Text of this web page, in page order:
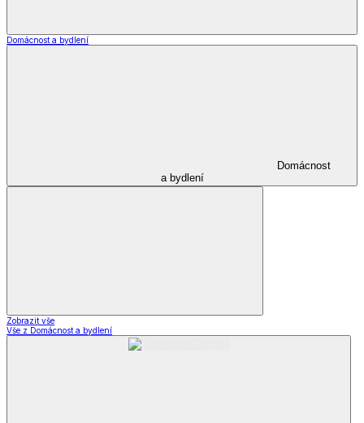
Domácnost a bydlení
Domácnost
a bydlení
Zobrazit vše
Vše z Domácnost a bydlení